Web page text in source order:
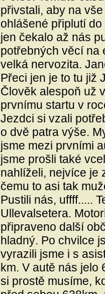
přivstali, aby na
ohlášené připlutí
jen čekalo až nás
potřebných věcí na
velká nervozita.
Přeci jen je to tu již
Člověk alespoň už
prvnímu startu v
Jezdci si vzali
o dvě patra výše.
jsme mezi prvními
jsme prošli také
nahlíželi, nejvíce je
čemu to asi tak
Pustili nás, uffff.....
Ullevalsetera.
připraveno další
hladný. Po chvilce
vyrazili jsme i s
km. V autě nás jelo
si prostě musíme,